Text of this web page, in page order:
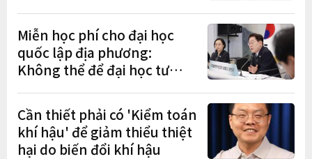
cư"
Miễn học phí cho đại học
quốc lập địa phương:
Không thể để đại học tư
Cần thiết phải có 'Kiểm toán
khí hậu' để giảm thiểu thiệt
hại do biến đổi khí hậu